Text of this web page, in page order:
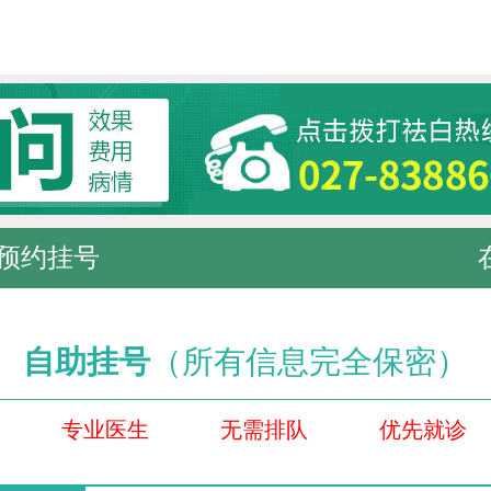
约挂号
自助挂号 （所有信息完全保密）
专业医生 无需排队 优先就诊